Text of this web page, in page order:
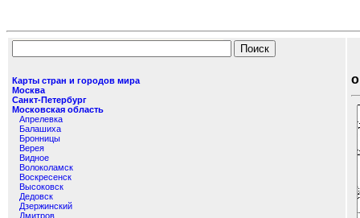
Карты стран и городов мира
Москва
Санкт-Петербург
Московская область
Апрелевка
Балашиха
Бронницы
Верея
Видное
Волоколамск
Воскресенск
Высоковск
Дедовск
Дзержинский
Дмитров